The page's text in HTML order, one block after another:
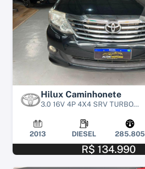
Hilux Caminhonete
3.0 16V 4P 4X4 SRV TURBO...
2013 DIESEL 285.805
R$ 134.990